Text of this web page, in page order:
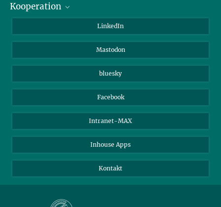
Journalisten
Kooperation
Max-Planck-Gesellschaft
Beutenberg Campus e.V.
LinkedIn
Mastodon
bluesky
Facebook
Intranet-MAX
Inhouse Apps
Kontakt